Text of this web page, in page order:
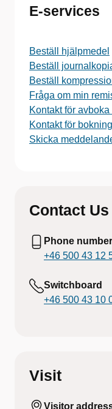
E-services
Beställ hjälpmedel
Beställ
Beställ
Fråga om min
Kontakt för
Kontakt för
Skicka
Contact Us
Phone number
+46 500 43 12
Switchboard
+46 500 43 10
Visit
Visitor